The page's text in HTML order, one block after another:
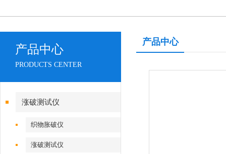
产品中心
PRODUCTS CENTER
涨破测试仪
织物胀破仪
涨破测试仪
产品中心